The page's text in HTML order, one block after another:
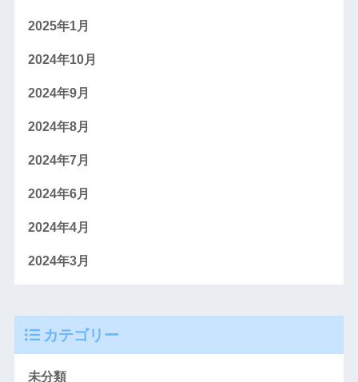
2025年1月
2024年10月
2024年9月
2024年8月
2024年7月
2024年6月
2024年4月
2024年3月
カテゴリー
未分類